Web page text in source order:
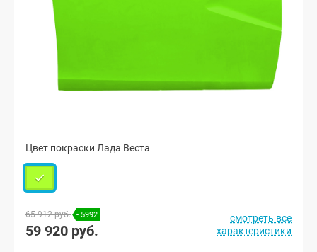
Цвет покраски Лада Веста
65 912 руб. - 5992
59 920 руб.
смотреть все
характеристики